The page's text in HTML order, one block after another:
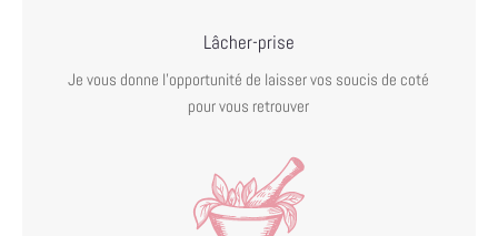
Lâcher-prise
Je vous donne l’opportunité de laisser vos soucis de coté
pourvous retrouver